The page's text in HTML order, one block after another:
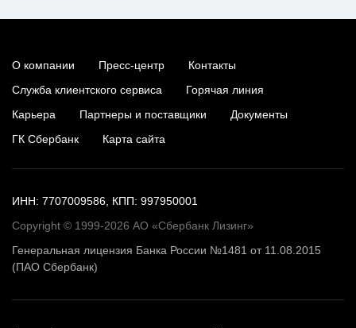
О компании Пресс-центр
Контакты
Служба клиентского сервиса
Горячая линия
Карьера
Партнеры и поставщики
Документы
ГК Сбербанк
Карта сайта
ИНН: 7707009586, КПП: 997950001
Copyright © 1999-2026 АО «Сбербанк Лизинг»
Генеральная лицензия Банка России №1481 от 11.08.2015
(ПАО Сбербанк)